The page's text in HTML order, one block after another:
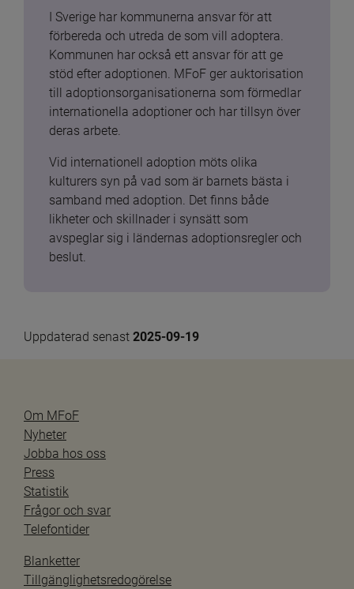
I Sverige har kommunerna ansvar för att
förbereda och utreda de som vill adoptera.
Kommunen har också ett ansvar för att ge
stöd efter adoptionen. MFoF ger auktorisation
till adoptionsorganisationerna som förmedlar
internationella adoptioner och har tillsyn över
deras arbete.
Vid internationell adoption möts olika
kulturers syn på vad som är barnets bästa i
samband med adoption. Det finns både
likheter och skillnader i synsätt som
avspeglar sig i ländernas adoptionsregler och
beslut.
Uppdaterad senast 2025-09-19
Om MFoF
Nyheter
Jobba hos oss
Press
Statistik
Frågor och svar
Telefontider
Blanketter
Tillgänglighetsredogörelse